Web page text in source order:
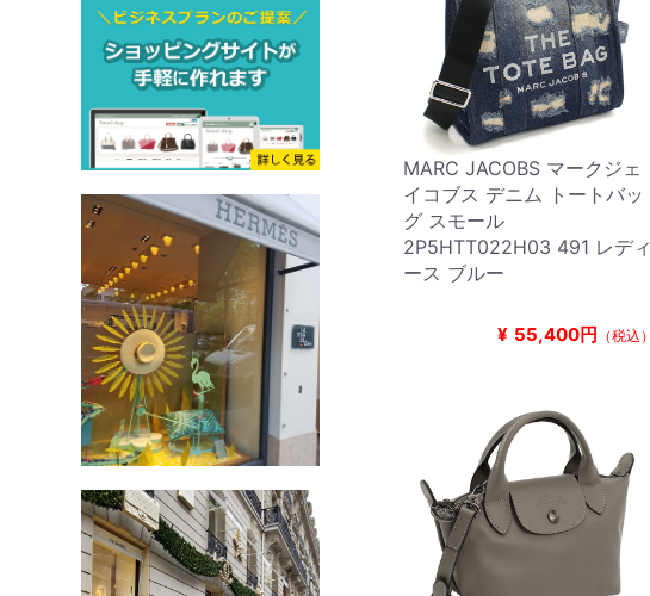
MARC JACOBS マークジェ
イコブス デニム トートバッ
グ スモール
2P5HTT022H03 491 レディ
ース ブルー
¥ 55,400円 （税込）